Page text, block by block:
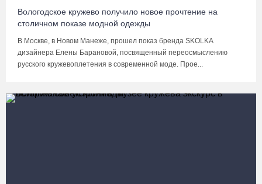
Вологодское кружево получило новое прочтение на
столичном показе модной одежды
В Москве, в Новом Манеже, прошел показ бренда SKOLKA
дизайнера Елены Барановой, посвященный переосмыслению
русского кружевоплетения в современной моде. Прое...